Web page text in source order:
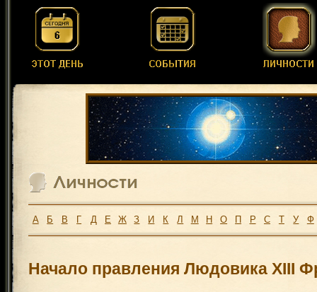
А Б В Г Д Е Ж З И К Л М Н О П Р С Т У Ф
Начало правления Людовика XIII